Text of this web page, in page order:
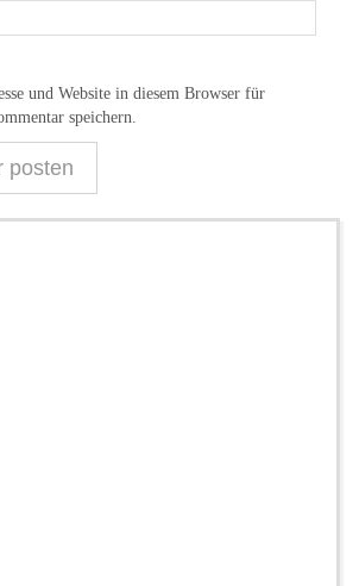
und Website in diesem Browser für
speichern.